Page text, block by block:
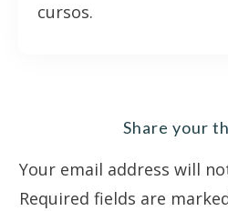
cursos.
Share your
Your email address will
Required fields are